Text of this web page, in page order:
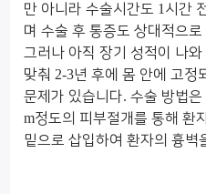
만 아니라 수술시간도 1 시간
며 수술 후 통증도 상대적으
그러나 아직 장기 성적이 나
맞춰2-3년 후에 몸 안에 고정
문제가 있습니다.수술 방법
m정도의 피부절개를 통해 환
밑으로 삽입하여 환자의 흉벽